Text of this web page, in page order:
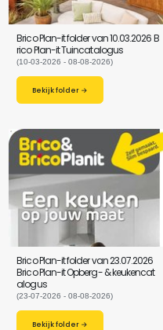
Brico Plan-it folder van 10.03.2026 B
rico Plan-it Tuincatalogus
(10-03-2026 - 08-08-2026)
Bekijk folder →
Brico Plan-it folder van 23.07.2026
Brico Plan-it Opberg- & keukencat
alogus
(23-07-2026 - 08-08-2026)
Bekijk folder →